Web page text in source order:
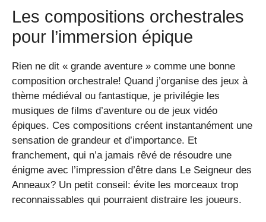
Les compositions orchestrales
pour l’immersion épique
Rien ne dit « grande aventure » comme une bonne
composition orchestrale! Quand j’organise des jeux à
thème médiéval ou fantastique, je privilégie les
musiques de films d’aventure ou de jeux vidéo
épiques. Ces compositions créent instantanément une
sensation de grandeur et d’importance. Et
franchement, qui n’a jamais rêvé de résoudre une
énigme avec l’impression d’être dans Le Seigneur des
Anneaux? Un petit conseil: évite les morceaux trop
reconnaissables qui pourraient distraire les joueurs.